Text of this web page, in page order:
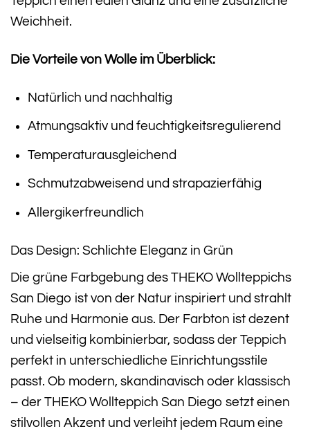
Weichheit.
Die Vorteile von Wolle im Überblick:
Natürlich und nachhaltig
Atmungsaktiv und feuchtigkeitsregulierend
Temperaturausgleichend
Schmutzabweisend und strapazierfähig
Allergikerfreundlich
Das Design: Schlichte Eleganz in Grün
Die grüne Farbgebung des THEKO Wollteppichs
San Diego ist von der Natur inspiriert und strahlt
Ruhe und Harmonie aus. Der Farbton ist dezent
und vielseitig kombinierbar, sodass der Teppich
perfekt in unterschiedliche Einrichtungsstile
passt. Ob modern, skandinavisch oder klassisch
– der THEKO Wollteppich San Diego setzt einen
stilvollen Akzent und verleiht jedem Raum eine